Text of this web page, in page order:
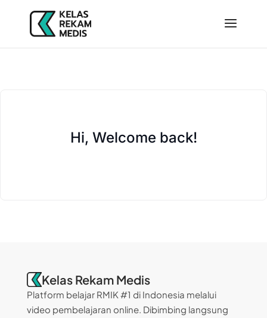
Hi, Welcome back!
Kelas Rekam Medis
Platform belajar RMIK #1 di Indonesia melalui
video pembelajaran online. Dibimbing langsung